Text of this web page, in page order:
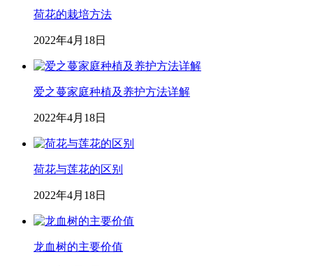
荷花的栽培方法
2022年4月18日
爱之蔓家庭种植及养护方法详解
2022年4月18日
荷花与莲花的区别
2022年4月18日
龙血树的主要价值